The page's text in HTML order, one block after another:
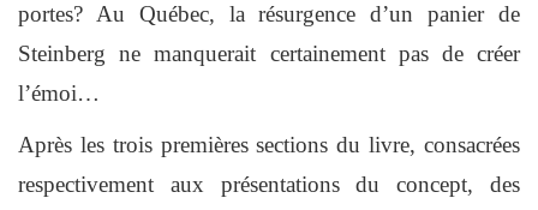
portes? Au Québec, la résurgence d’un panier de
Steinberg ne manquerait certainement pas de créer
l’émoi…
Après les trois premières sections du livre, consacrées
respectivement aux présentations du concept, des